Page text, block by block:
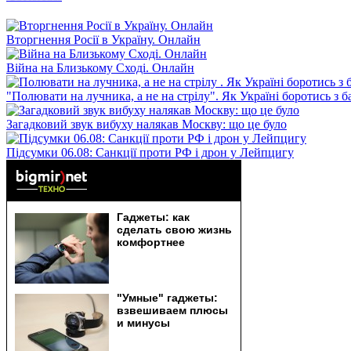
Вторгнення Росії в Україну. Онлайн
Війна на Близькому Сході. Онлайн
"Полювати на лучника, а не на стрілу". Як Україні боротись з
Загадковий звук вибуху налякав Москву: що це було
Підсумки 06.08: Санкції проти РФ і дрон у Лейпцигу